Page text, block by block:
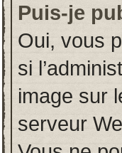
Puis-je
Oui, vous
si
image sur
serveur